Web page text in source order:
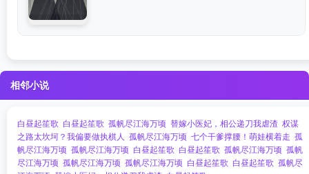
相邻小说
白昼起笙歌 白昼起笙歌 孤帆尽江海万顷 替嫁小医妃，相公递刀我虐渣 权谋
之路太坎坷？我偏要做执棋人 孤帆尽江海万顷 七个干爹撑腰！萌娃横着走 孤
帆尽江海万顷 孤帆尽江海万顷 白昼起笙歌 白昼起笙歌 孤帆尽江海万顷 孤帆
尽江海万顷 孤帆尽江海万顷 孤帆尽江海万顷 白昼起笙歌 白昼起笙歌 孤帆尽